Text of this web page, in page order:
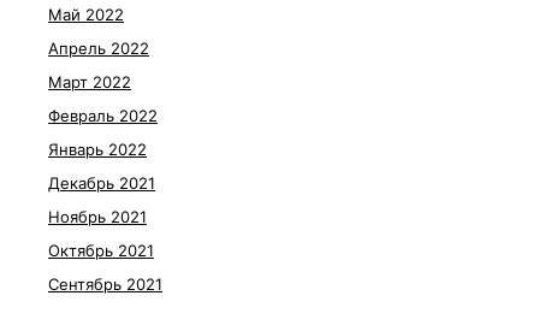
Май 2022
Апрель 2022
Март 2022
Февраль 2022
Январь 2022
Декабрь 2021
Ноябрь 2021
Октябрь 2021
Сентябрь 2021